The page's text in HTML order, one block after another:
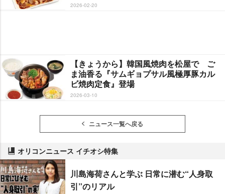
2026-02-20
【きょうから】韓国風焼肉を松屋で ご
ま油香る『サムギョプサル風極厚豚カル
ビ焼肉定食』登場
2026-03-10
ニュース一覧へ戻る
オリコンニュース イチオシ特集
川島海荷さんと学ぶ 日常に潜む“人身取
引”のリアル